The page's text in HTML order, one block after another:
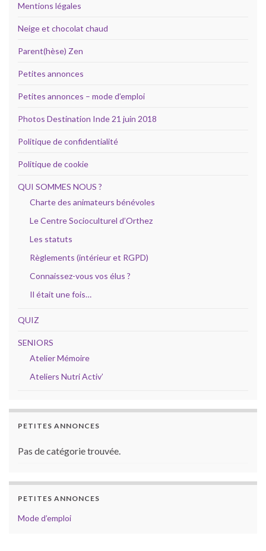
Mentions légales
Neige et chocolat chaud
Parent(hèse) Zen
Petites annonces
Petites annonces – mode d’emploi
Photos Destination Inde 21 juin 2018
Politique de confidentialité
Politique de cookie
QUI SOMMES NOUS ?
Charte des animateurs bénévoles
Le Centre Socioculturel d’Orthez
Les statuts
Règlements (intérieur et RGPD)
Connaissez-vous vos élus ?
Il était une fois…
QUIZ
SENIORS
Atelier Mémoire
Ateliers Nutri Activ’
PETITES ANNONCES
Pas de catégorie trouvée.
PETITES ANNONCES
Mode d’emploi